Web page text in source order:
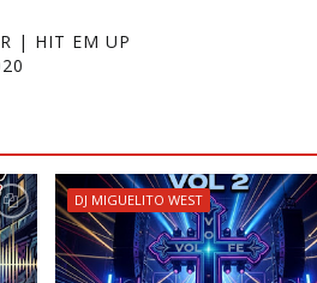
| HIT EM UP
DJ MIGUELITO WEST